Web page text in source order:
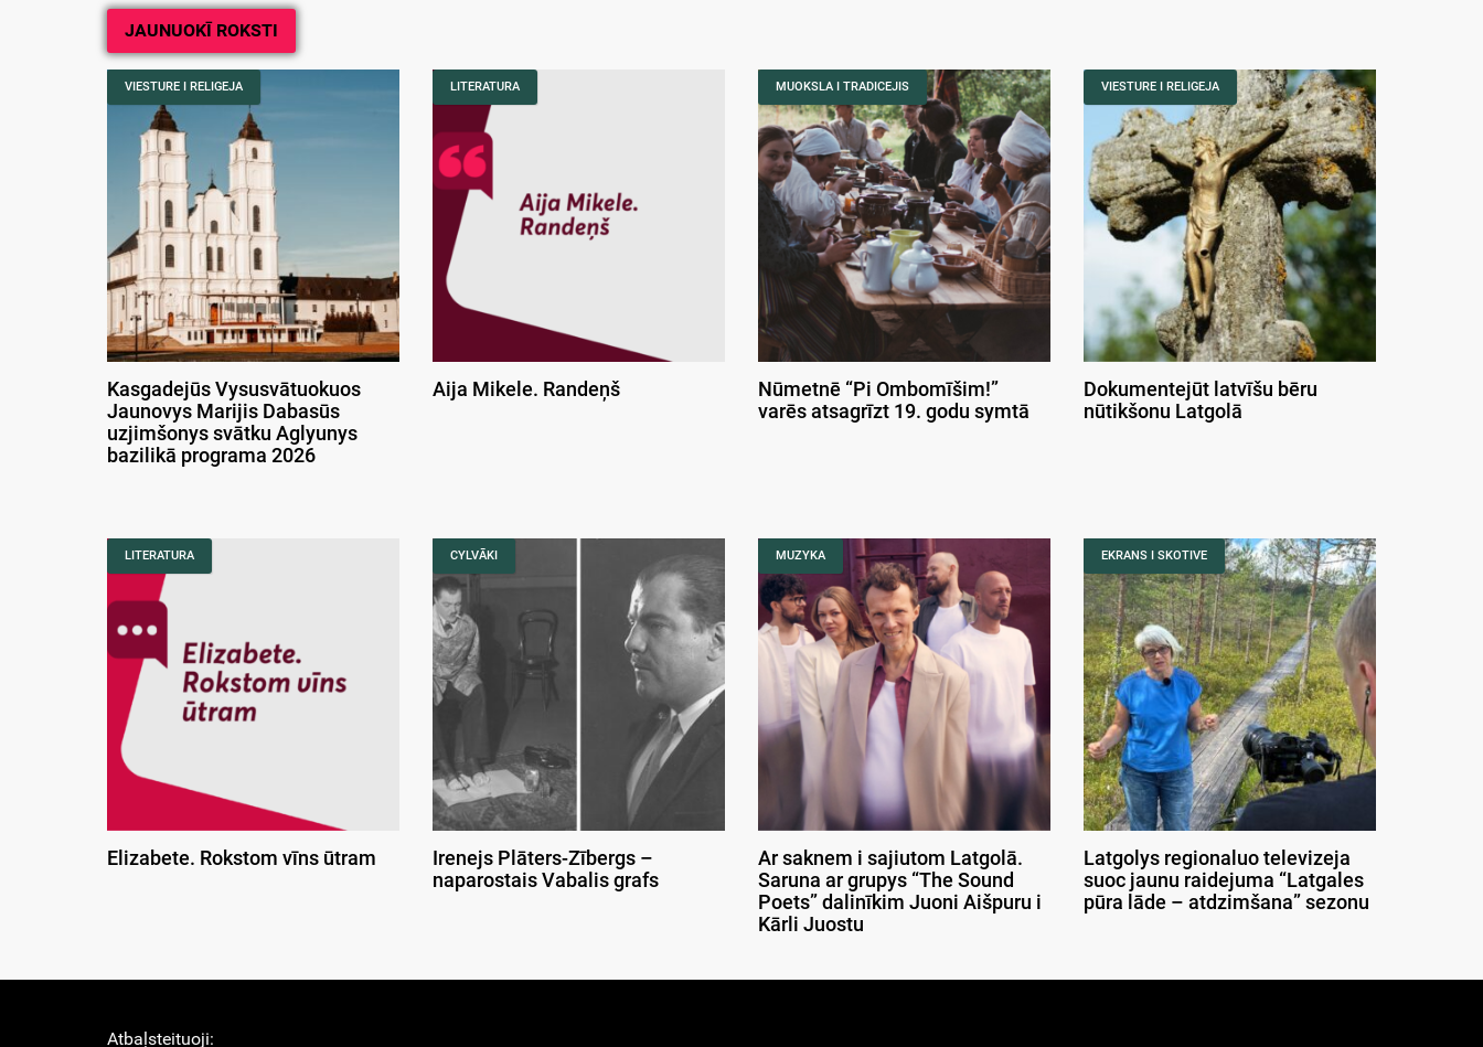
JAUNUOKĪ ROKSTI
VIESTURE I RELIGEJA
Kasgadejūs Vysusvātuokuos
Jaunovys Marijis Dabasūs
uzjimšonys svātku Aglyunys
bazilikā programa 2026
LITERATURA
Aija Mikele. Randeņš
MUOKSLA I TRADICEJIS
Nūmetnē “Pi Ombomīšim!”
varēs atsagrīzt 19. godu symtā
VIESTURE I RELIGEJA
Dokumentejūt latvīšu bēru
nūtikšonu Latgolā
LITERATURA
Elizabete. Rokstom vīns ūtram
CYLVĀKI
Irenejs Plāters-Zībergs –
naparostais Vabalis grafs
MUZYKA
Ar saknem i sajiutom Latgolā.
Saruna ar grupys “The Sound
Poets” dalinīkim Juoni Aišpuru i
Kārli Juostu
EKRANS I SKOTIVE
Latgolys regionaluo televizeja
suoc jaunu raidejuma “Latgales
pūra lāde – atdzimšana” sezonu
Atbaļsteituoji: